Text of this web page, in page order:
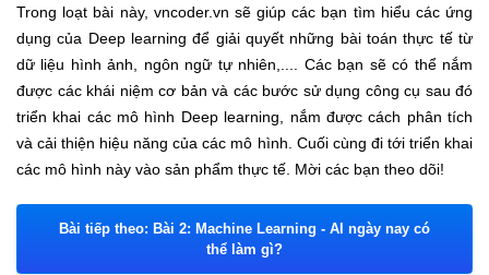
Trong loạt bài này, vncoder.vn sẽ giúp các bạn tìm hiểu các ứng
dụng của Deep learning để giải quyết những bài toán thực tế từ
dữ liệu hình ảnh, ngôn ngữ tự nhiên,.... Các bạn sẽ có thể nắm
được các khái niệm cơ bản và các bước sử dụng công cụ sau đó
triển khai các mô hình Deep learning, nắm được cách phân tích
và cải thiện hiệu năng của các mô hình. Cuối cùng đi tới triển khai
các mô hình này vào sản phẩm thực tế. Mời các bạn theo dõi!
Bài tiếp theo: Bài 2: Machine Learning - AI ngày nay có
thể làm gì?